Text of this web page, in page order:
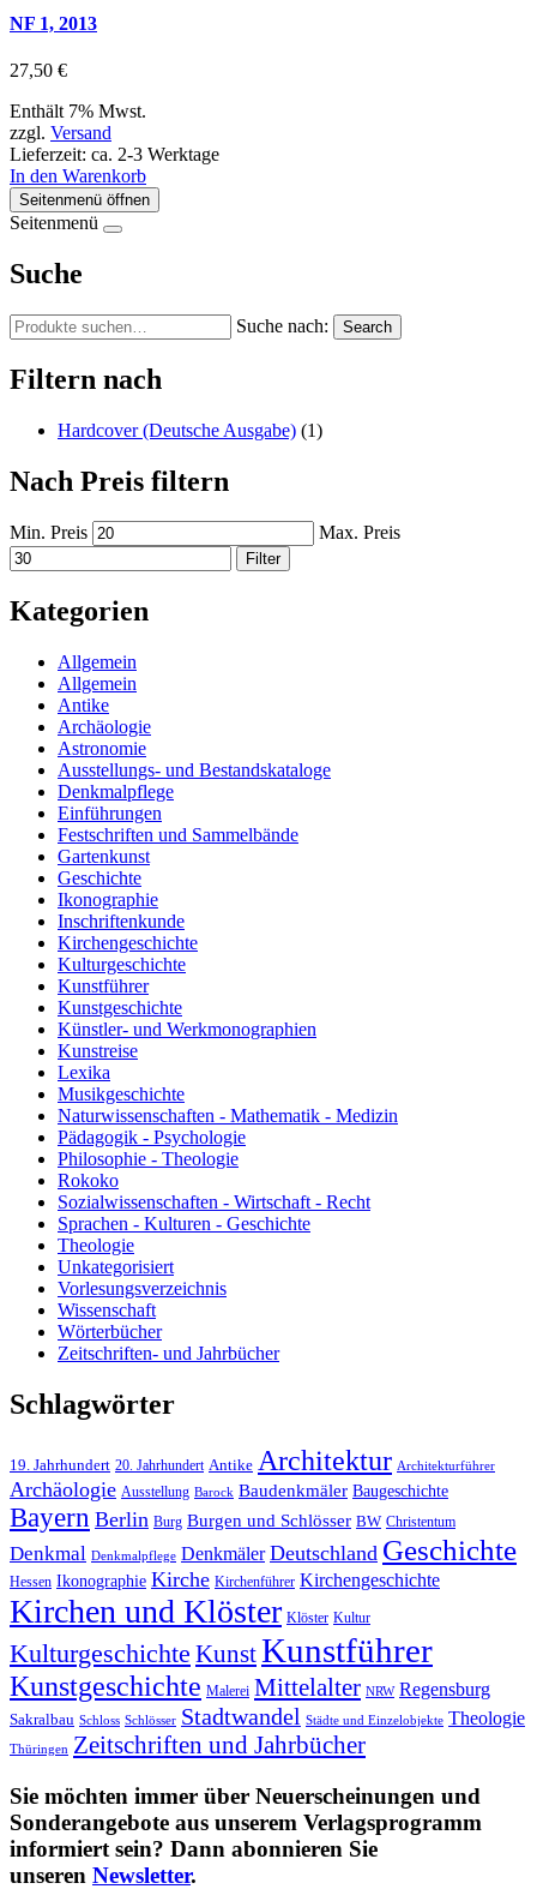
NF 1, 2013
27,50 €
Enthält 7% Mwst.
zzgl. Versand
Lieferzeit: ca. 2-3 Werktage
In den Warenkorb
Seitenmenü öffnen
Seitenmenü
Suche
Suche nach: Search
Filtern nach
Hardcover (Deutsche Ausgabe) (1)
Nach Preis filtern
Min. Preis Max. Preis
Filter
Kategorien
Allgemein
Allgemein
Antike
Archäologie
Astronomie
Ausstellungs- und Bestandskataloge
Denkmalpflege
Einführungen
Festschriften und Sammelbände
Gartenkunst
Geschichte
Ikonographie
Inschriftenkunde
Kirchengeschichte
Kulturgeschichte
Kunstführer
Kunstgeschichte
Künstler- und Werkmonographien
Kunstreise
Lexika
Musikgeschichte
Naturwissenschaften - Mathematik - Medizin
Pädagogik - Psychologie
Philosophie - Theologie
Rokoko
Sozialwissenschaften - Wirtschaft - Recht
Sprachen - Kulturen - Geschichte
Theologie
Unkategorisiert
Vorlesungsverzeichnis
Wissenschaft
Wörterbücher
Zeitschriften- und Jahrbücher
Schlagwörter
19. Jahrhundert 20. Jahrhundert Antike Architektur Architekturführer
Archäologie Ausstellung Barock Baudenkmäler Baugeschichte
Bayern Berlin Burg Burgen und Schlösser BW Christentum
Denkmal Denkmalpflege Denkmäler Deutschland Geschichte
Hessen Ikonographie Kirche Kirchenführer Kirchengeschichte
Kirchen und Klöster Klöster Kultur
Kulturgeschichte KunstKunstführer
Kunstgeschichte Malerei Mittelalter NRW Regensburg
Sakralbau Schloss Schlösser Stadtwandel Städte und Einzelobjekte Theologie
Thüringen Zeitschriften und Jahrbücher
Sie möchten immer über Neuerscheinungen und
Sonderangebote aus unserem Verlagsprogramm
informiert sein? Dann abonnieren Sie
unseren Newsletter.